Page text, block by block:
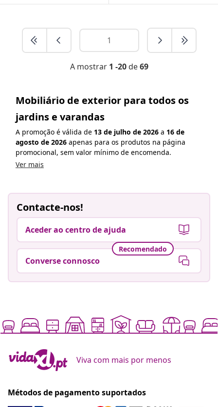
A mostrar 1 -20de69
Mobiliário de exterior para todos os
jardins e varandas
A promoção é válida de 13 de julho de 2026 a 16 de
agosto de 2026 apenas para os produtos na página
promocional, sem valor mínimo de encomenda.
Ver mais
Contacte-nos!
Aceder ao centro de ajuda
Recomendado
Converse connosco
Viva com mais por menos
Métodos de pagamento suportados